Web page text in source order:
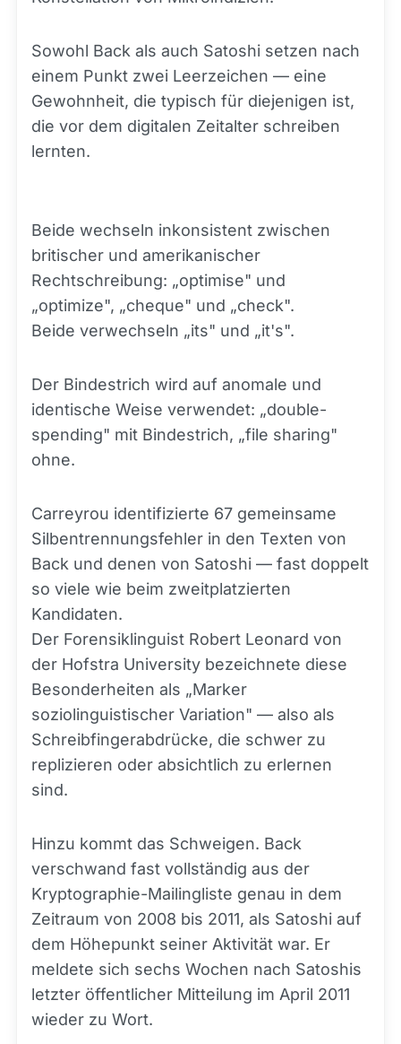
Sowohl Back als auch Satoshi setzen nach
einem Punkt zwei Leerzeichen — eine
Gewohnheit, die typisch für diejenigen ist,
die vor dem digitalen Zeitalter schreiben
lernten.
Beide wechseln inkonsistent zwischen
britischer und amerikanischer
Rechtschreibung: „optimise" und
„optimize", „cheque" und „check".
Beide verwechseln „its" und „it's".
Der Bindestrich wird auf anomale und
identische Weise verwendet: „double-
spending" mit Bindestrich, „file sharing"
ohne.
Carreyrou identifizierte 67 gemeinsame
Silbentrennungsfehler in den Texten von
Back und denen von Satoshi — fast doppelt
so viele wie beim zweitplatzierten
Kandidaten.
Der Forensiklinguist Robert Leonard von
der Hofstra University bezeichnete diese
Besonderheiten als „Marker
soziolinguistischer Variation" — also als
Schreibfingerabdrücke, die schwer zu
replizieren oder absichtlich zu erlernen
sind.
Hinzu kommt das Schweigen. Back
verschwand fast vollständig aus der
Kryptographie-Mailingliste genau in dem
Zeitraum von 2008 bis 2011, als Satoshi auf
dem Höhepunkt seiner Aktivität war. Er
meldete sich sechs Wochen nach Satoshis
letzter öffentlicher Mitteilung im April 2011
wieder zu Wort.